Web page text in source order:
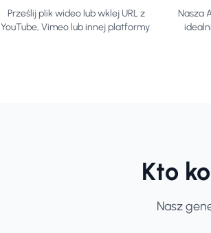
Prześlij plik wideo lub wklej URL z
YouTube, Vimeo lub innej platformy.
Nasza
Kto
Nasz